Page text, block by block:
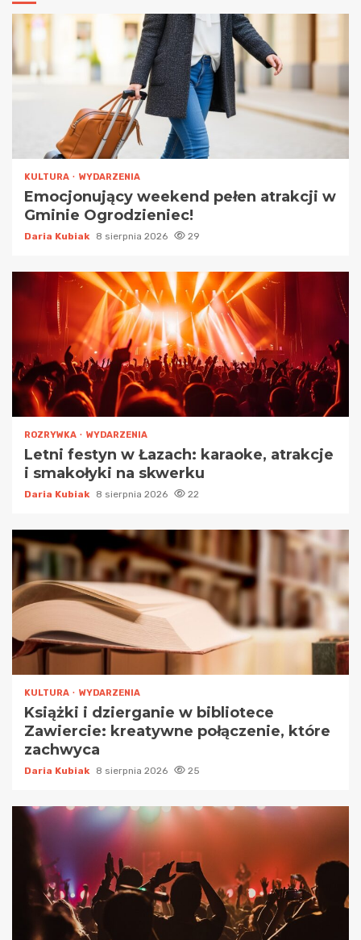
KULTURA WYDARZENIA
Emocjonujący weekend pełen atrakcji w
Gminie Ogrodzieniec!
Daria Kubiak 8 sierpnia 2026 29
ROZRYWKA WYDARZENIA
Letni festyn w Łazach: karaoke, atrakcje
i smakołyki na skwerku
Daria Kubiak 8 sierpnia 2026 22
KULTURA WYDARZENIA
Książki i dzierganie w bibliotece
Zawiercie: kreatywne połączenie, które
zachwyca
Daria Kubiak 8 sierpnia 2026 25